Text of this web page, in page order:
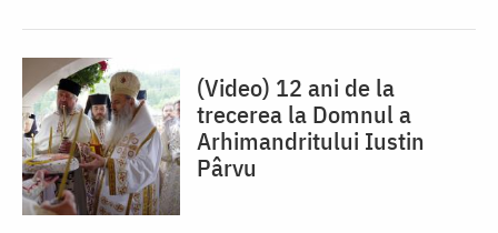
(Video) 12 ani de la
trecerea la Domnul a
Arhimandritului Iustin
Pârvu